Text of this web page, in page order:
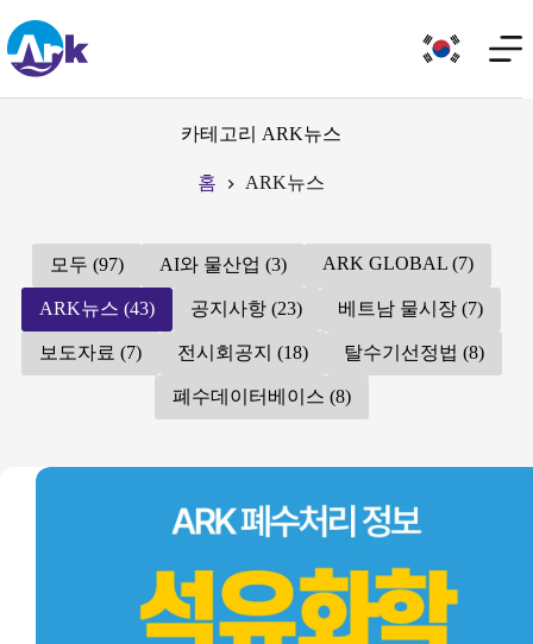
카테고리 ARK뉴스
홈 ARK뉴스
모두 (97) AI와 물산업 (3) ARK GLOBAL (7)
ARK뉴스 (43) 공지사항 (23) 베트남 물시장 (7)
보도자료 (7) 전시회공지 (18) 탈수기선정법 (8)
폐수데이터베이스 (8)